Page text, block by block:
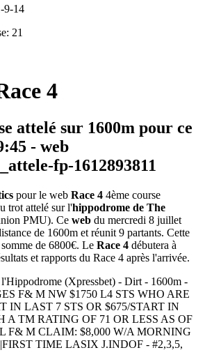
9-14
21
4
attelé sur 1600m pour ce
- web
pour le web Race 4 4ème course
trot attelé sur l'hippodrome de The
PMU). Ce web du mercredi 8 juillet
de 1600m et réunit 9 partants. Cette
de 6800€. Le Race 4 débutera à
et rapports du Race 4 après l'arrivée.
l'Hippodrome (Xpressbet) - Dirt - 1600m -
F& M NW $1750 L4 STS WHO ARE
IN LAST 7 STS OR $675/START IN
A TM RATING OF 71 OR LESS AS OF
F& M CLAIM: $8,000 W/A MORNING
TIME LASIX J.INDOF - #2,3,5,